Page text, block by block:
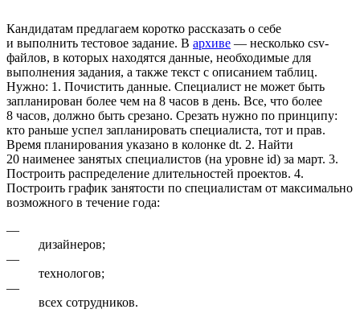
Кандидатам предлагаем коротко рассказать о себе
и выполнить тестовое задание. В архиве — несколько csv-
файлов, в которых находятся данные, необходимые для
выполнения задания, а также текст с описанием таблиц.
Нужно: 1. Почистить данные. Специалист не может быть
запланирован более чем на 8 часов в день. Все, что более
8 часов, должно быть срезано. Срезать нужно по принципу:
кто раньше успел запланировать специалиста, тот и прав.
Время планирования указано в колонке dt. 2. Найти
20 наименее занятых специалистов (на уровне id) за март. 3.
Построить распределение длительностей проектов. 4.
Построить график занятости по специалистам от максимально
возможного в течение года:
—
дизайнеров;
—
технологов;
—
всех сотрудников.